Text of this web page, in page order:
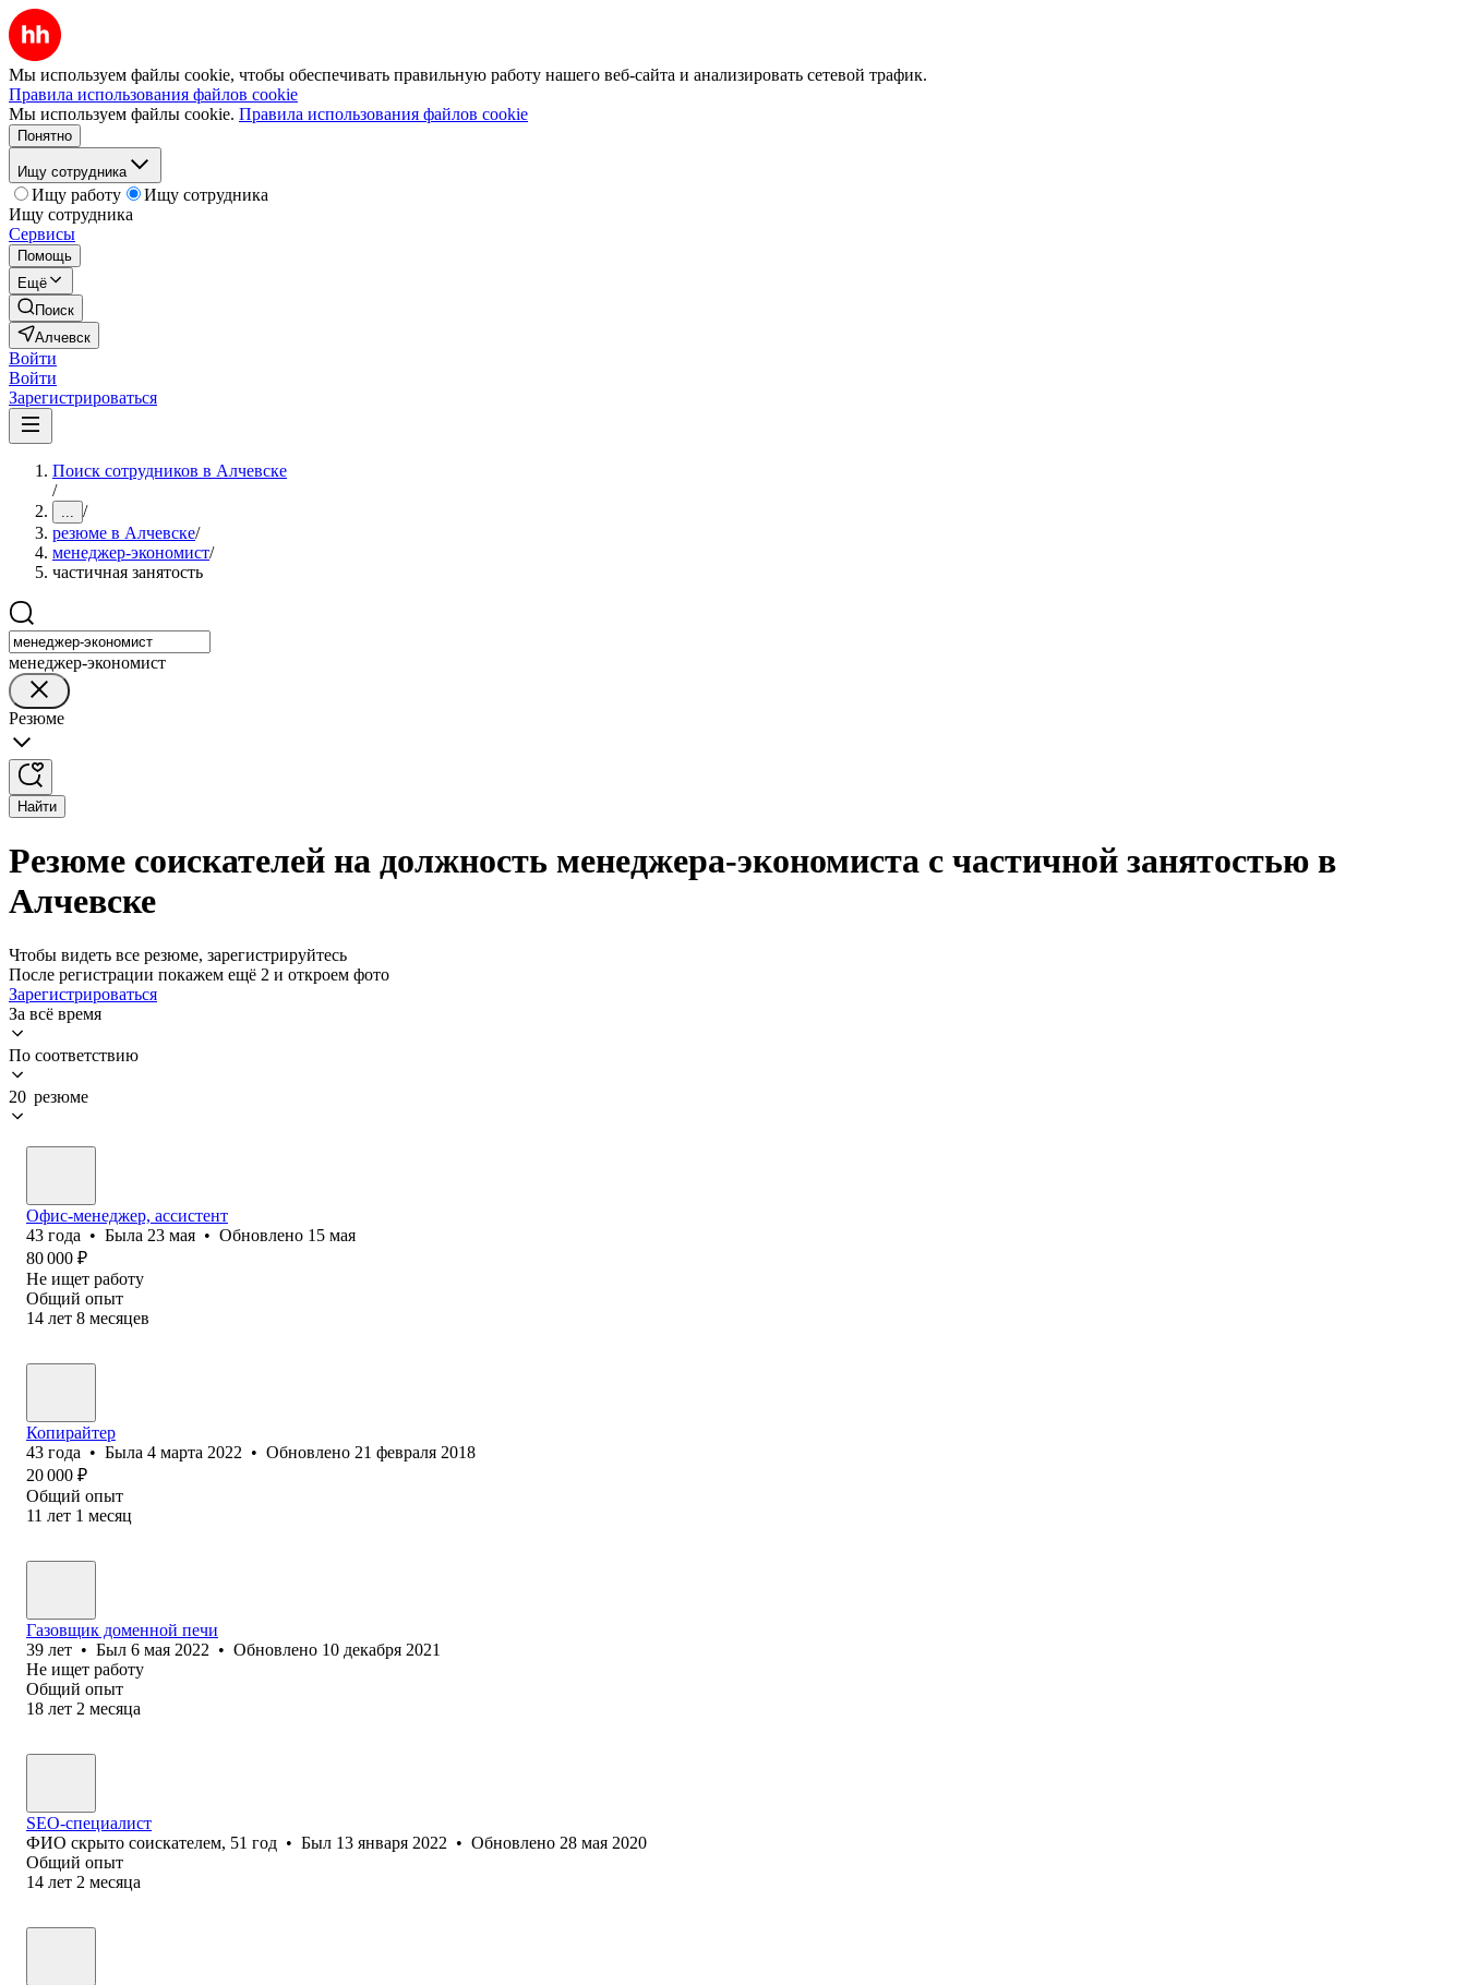
Мы используем файлы cookie, чтобы обеспечивать правильную работу нашего веб-сайта и анализировать сетевой трафик.
Правила использования файлов cookie
Мы используем файлы cookie. Правила использования файлов cookie
Понятно
Ищу сотрудника
Ищу работу
Ищу сотрудника
Ищу сотрудника
Сервисы
Помощь
Ещё
Поиск
Алчевск
Войти
Войти
Зарегистрироваться
Поиск сотрудников в Алчевске
/
... /
резюме в Алчевске/
менеджер-экономист/
частичная занятость
менеджер-экономист
Резюме
Найти
Резюме соискателей на должность менеджера-экономиста с частичной занятостью в
Алчевске
Чтобы видеть все резюме, зарегистрируйтесь
После регистрации покажем ещё 2 и откроем фото
Зарегистрироваться
За всё время
По соответствию
20 резюме
Офис-менеджер, ассистент
43 года • Была 23 мая • Обновлено 15 мая
80 000 ₽
Не ищет работу
Общий опыт
14 лет 8 месяцев
Копирайтер
43 года • Была 4 марта 2022 • Обновлено 21 февраля 2018
20 000 ₽
Общий опыт
11 лет 1 месяц
Газовщик доменной печи
39 лет • Был 6 мая 2022 • Обновлено 10 декабря 2021
Не ищет работу
Общий опыт
18 лет 2 месяца
SEO-специалист
ФИО скрыто соискателем, 51 год • Был 13 января 2022 • Обновлено 28 мая 2020
Общий опыт
14 лет 2 месяца